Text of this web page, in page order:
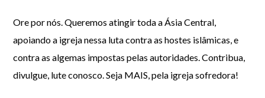
Ore por nós. Queremos atingir toda a Ásia Central,
apoiando a igreja nessa luta contra as hostes islâmicas, e
contra as algemas impostas pelas autoridades. Contribua,
divulgue, lute conosco. Seja MAIS, pela igreja sofredora!